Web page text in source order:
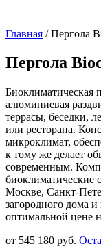
Главная /Пергола
Пергола
Биоклиматическая
алюминиевая
террасы, беседки,
или ресторана.
микроклимат,
к тому же делает
современным.
биоклиматические
Москве, Санкт-
загородного дома
оптимальной цене
от 545 180 руб.